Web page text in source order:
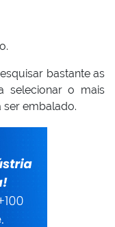
bastante as
selecionar o mais
embalado.